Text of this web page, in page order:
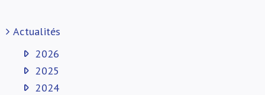
Actualités
2026
2025
2024